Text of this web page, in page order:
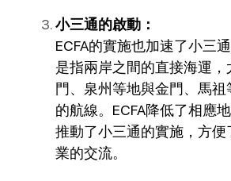
小三通的啟動：
ECFA的實施也加速了小三
是指兩岸之間的直接海運
門、泉州等地與金門、馬祖
的航線。ECFA降低了相應
推動了小三通的實施，方便
業的交流。